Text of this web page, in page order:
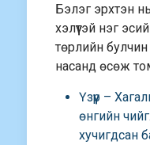
Бэлэг эрхтэн
хэлүүтэй нэг
төрлийн
насанд өсөж
Үзүүр –
өнгийн
хучигдсан